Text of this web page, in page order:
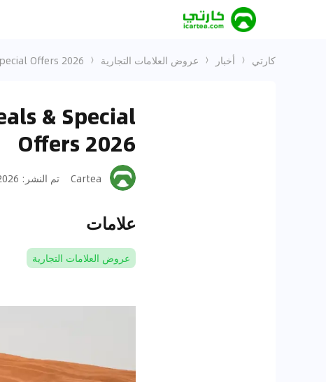
كارتي أخبار عروض العلامات التجارية Offers 2026
& Special
Offers 2026
Cartea تم النشر :
05-29
علامات
عروض العلامات التجارية